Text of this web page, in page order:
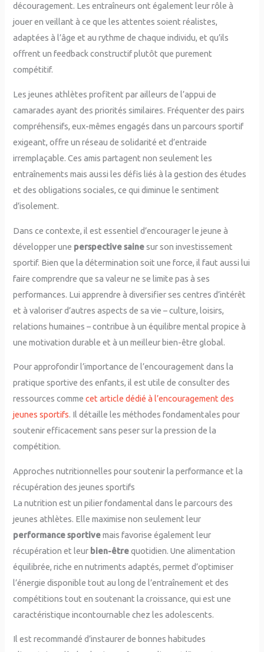
découragement. Les entraîneurs ont également leur rôle à
jouer en veillant à ce que les attentes soient réalistes,
adaptées à l’âge et au rythme de chaque individu, et qu’ils
offrent un feedback constructif plutôt que purement
compétitif.
Les jeunes athlètes profitent par ailleurs de l’appui de
camarades ayant des priorités similaires. Fréquenter des pairs
compréhensifs, eux-mêmes engagés dans un parcours sportif
exigeant, offre un réseau de solidarité et d’entraide
irremplaçable. Ces amis partagent non seulement les
entraînements mais aussi les défis liés à la gestion des études
et des obligations sociales, ce qui diminue le sentiment
d’isolement.
Dans ce contexte, il est essentiel d’encourager le jeune à
développer une perspective sainesur son investissement
sportif. Bien que la détermination soit une force, il faut aussi lui
faire comprendre que sa valeur ne se limite pas à ses
performances. Lui apprendre à diversifier ses centres d’intérêt
et à valoriser d’autres aspects de sa vie – culture, loisirs,
relations humaines – contribue à un équilibre mental propice à
une motivation durable et à un meilleur bien-être global.
Pour approfondir l’importance de l’encouragement dans la
pratique sportive des enfants, il est utile de consulter des
ressources commecet article dédié à l’encouragement des
jeunes sportifs. Il détaille les méthodes fondamentales pour
soutenir efficacement sans peser sur la pression de la
compétition.
Approches nutritionnelles pour soutenir la performance et la
récupération des jeunes sportifs
La nutrition est un pilier fondamental dans le parcours des
jeunes athlètes. Elle maximise non seulement leur
performance sportivemais favorise également leur
récupération et leur bien-êtrequotidien. Une alimentation
équilibrée, riche en nutriments adaptés, permet d’optimiser
l’énergie disponible tout au long de l’entraînement et des
compétitions tout en soutenant la croissance, qui est une
caractéristique incontournable chez les adolescents.
Il est recommandé d’instaurer de bonnes habitudes